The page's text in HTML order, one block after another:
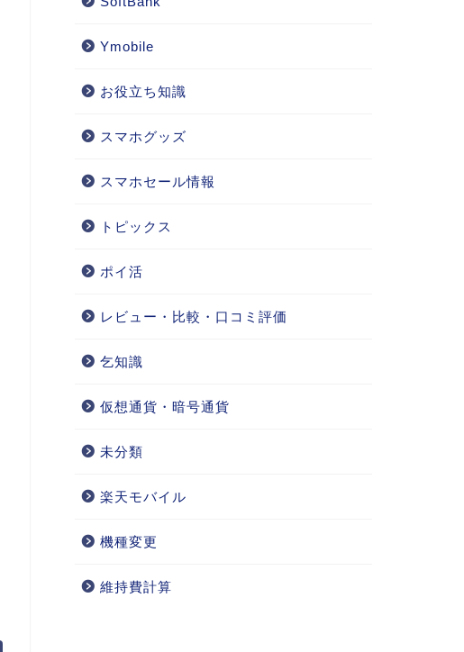
Ymobile
お役立ち知識
スマホグッズ
スマホセール情報
トピックス
ポイ活
レビュー・比較・口コミ評価
乞知識
仮想通貨・暗号通貨
未分類
楽天モバイル
機種変更
維持費計算